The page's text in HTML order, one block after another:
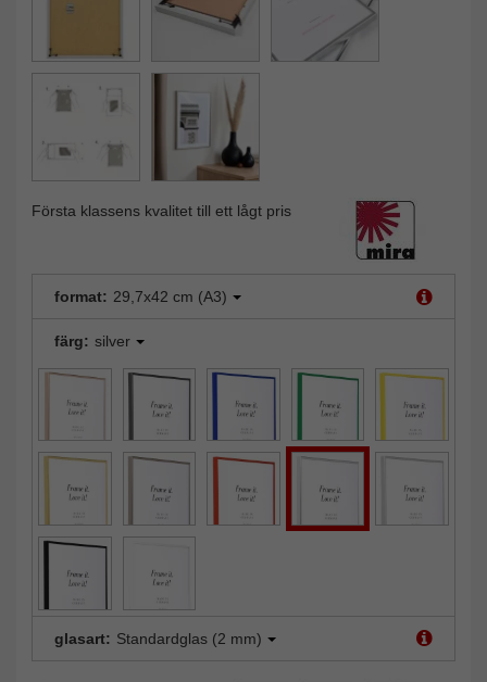
Första klassens kvalitet till ett lågt pris
format: 29,7x42 cm (A3)
färg: silver
glasart: Standardglas (2 mm)